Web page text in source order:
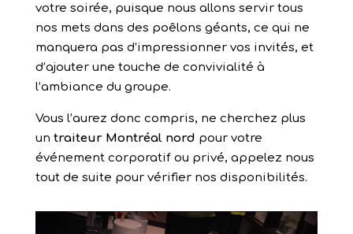
votre soirée, puisque nous allons servir tous
nos mets dans des poêlons géants, ce qui ne
manquera pas d’impressionner vos invités, et
d’ajouter une touche de convivialité à
l’ambiance du groupe.
Vous l’aurez donc compris, ne cherchez plus
un traiteur Montréal nord pour votre
événement corporatif ou privé, appelez nous
tout de suite pour vérifier nos disponibilités.